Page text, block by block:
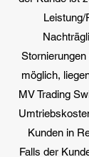
möglich,
MV Trading
Kunden in
Falls der